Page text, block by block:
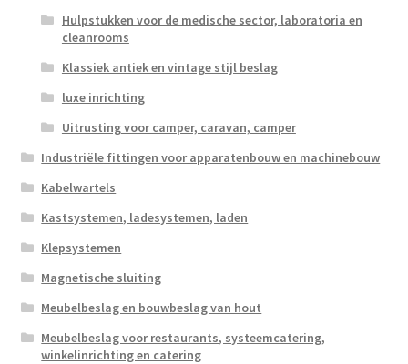
Hulpstukken voor de medische sector, laboratoria en
cleanrooms
Klassiek antiek en vintage stijl beslag
luxe inrichting
Uitrusting voor camper, caravan, camper
Industriële fittingen voor apparatenbouw en machinebouw
Kabelwartels
Kastsystemen, ladesystemen, laden
Klepsystemen
Magnetische sluiting
Meubelbeslag en bouwbeslag van hout
Meubelbeslag voor restaurants, systeemcatering,
winkelinrichting en catering